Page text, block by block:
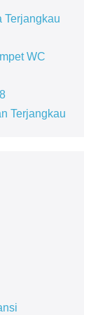
Terjangkau
WC
Terjangkau